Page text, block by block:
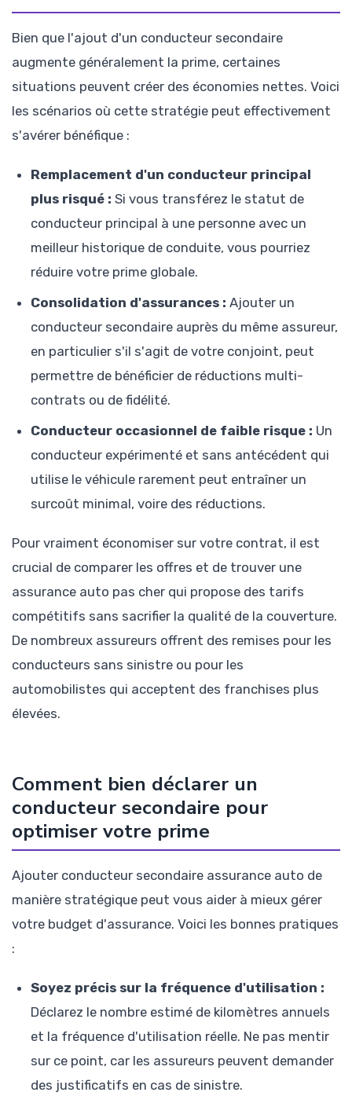
Bien que l'ajout d'un conducteur secondaire
augmente généralement la prime, certaines
situations peuvent créer des économies nettes. Voici
les scénarios où cette stratégie peut effectivement
s'avérer bénéfique :
Remplacement d'un conducteur principal
plus risqué : Si vous transférez le statut de
conducteur principal à une personne avec un
meilleur historique de conduite, vous pourriez
réduire votre prime globale.
Consolidation d'assurances : Ajouter un
conducteur secondaire auprès du même assureur,
en particulier s'il s'agit de votre conjoint, peut
permettre de bénéficier de réductions multi-
contrats ou de fidélité.
Conducteur occasionnel de faible risque : Un
conducteur expérimenté et sans antécédent qui
utilise le véhicule rarement peut entraîner un
surcoût minimal, voire des réductions.
Pour vraiment économiser sur votre contrat, il est
crucial de comparer les offres et de trouver une
assurance auto pas cher qui propose des tarifs
compétitifs sans sacrifier la qualité de la couverture.
De nombreux assureurs offrent des remises pour les
conducteurs sans sinistre ou pour les
automobilistes qui acceptent des franchises plus
élevées.
Comment bien déclarer un
conducteur secondaire pour
optimiser votre prime
Ajouter conducteur secondaire assurance auto de
manière stratégique peut vous aider à mieux gérer
votre budget d'assurance. Voici les bonnes pratiques
:
Soyez précis sur la fréquence d'utilisation :
Déclarez le nombre estimé de kilomètres annuels
et la fréquence d'utilisation réelle. Ne pas mentir
sur ce point, car les assureurs peuvent demander
des justificatifs en cas de sinistre.